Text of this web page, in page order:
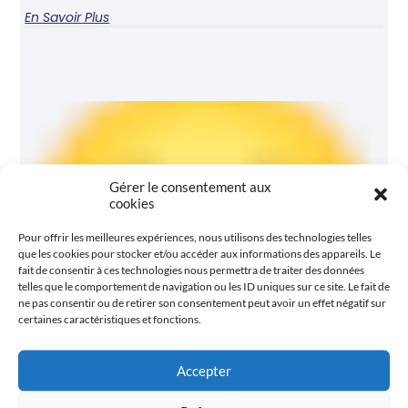
Gérer le consentement aux
cookies
Pour offrir les meilleures expériences, nous utilisons des technologies telles
que les cookies pour stocker et/ou accéder aux informations des appareils. Le
fait de consentir à ces technologies nous permettra de traiter des données
telles que le comportement de navigation ou les ID uniques sur ce site. Le fait de
ne pas consentir ou de retirer son consentement peut avoir un effet négatif sur
certaines caractéristiques et fonctions.
Accepter
En Savoir Plus